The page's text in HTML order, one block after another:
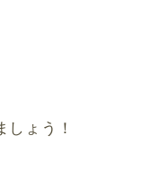
ょう！